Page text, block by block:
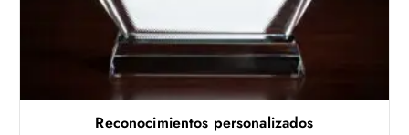
Reconocimientos personalizados